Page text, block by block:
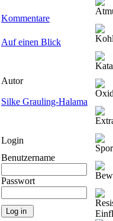
Kommentare
Auf einen Blick
Autor
Silke Grauling-Halama
Login
Benutzername
Passwort